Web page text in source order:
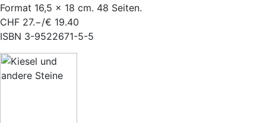
Format 16,5 × 18 cm. 48 Seiten.
CHF 27.−/€ 19.40
ISBN 3-9522671-5-5